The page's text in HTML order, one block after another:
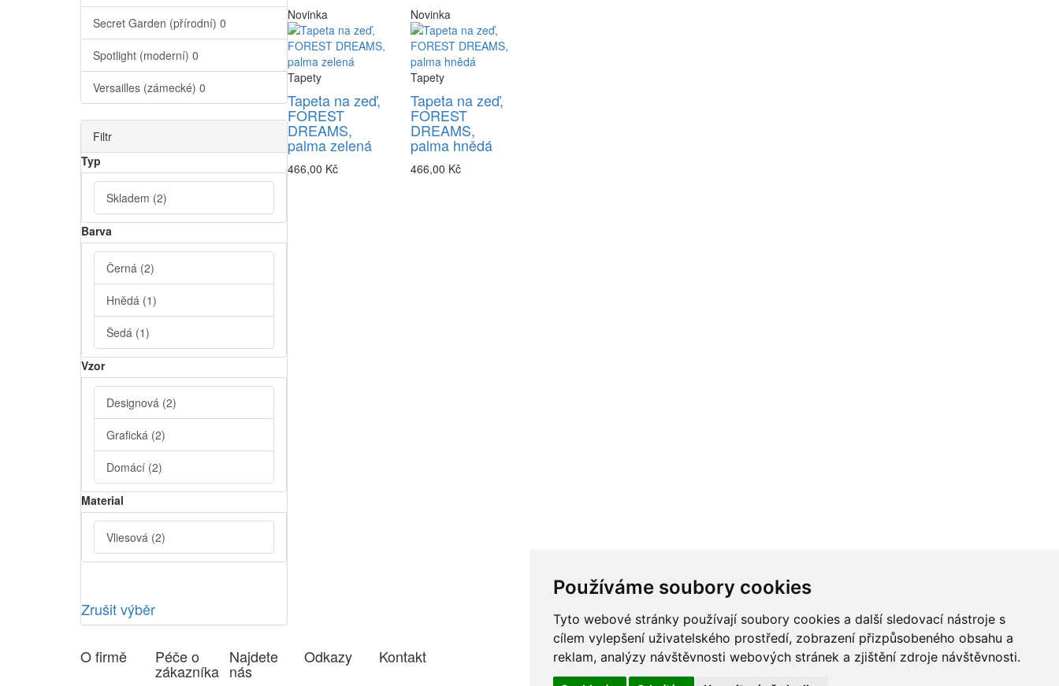
Používáme soubory cookies
Tyto webové stránky používají soubory cookies a další sledovací nástroje s
cílem vylepšení uživatelského prostředí, zobrazení přizpůsobeného obsahu a
reklam, analýzy návštěvnosti webových stránek a zjištění zdroje návštěvnosti.
Secret Garden (přírodní) 0
Spotlight (moderní) 0
Versailles (zámecké) 0
Filtr
Typ
Skladem (2)
Barva
Černá (2)
Hnědá (1)
Šedá (1)
Vzor
Designová (2)
Grafická (2)
Domácí (2)
Material
Vliesová (2)
Zrušit výběr
Novinka
Tapety
Tapeta na zeď,
FOREST
DREAMS,
palma zelená
466,00 Kč
Novinka
Tapety
Tapeta na zeď,
FOREST
DREAMS,
palma hnědá
466,00 Kč
O firmě Péče o
zákazníka
Najdete
nás
Odkazy Kontakt